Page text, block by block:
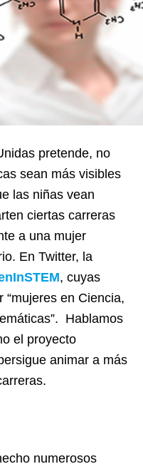
pretende, no
sean más visibles
las niñas vean
ciertas carreras
a una mujer
En Twitter, la
, cuyas
en Ciencia,
Hablamos
el proyecto
animar a más
numerosos